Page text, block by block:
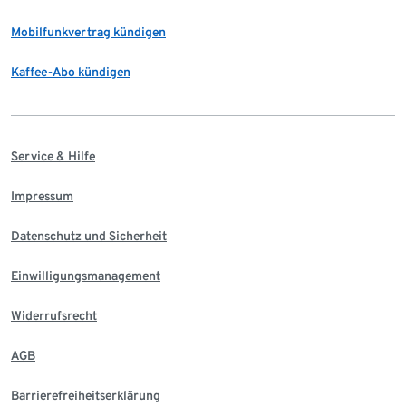
Mobilfunkvertrag kündigen
Kaffee-Abo kündigen
Service & Hilfe
Impressum
Datenschutz und Sicherheit
Einwilligungsmanagement
Widerrufsrecht
AGB
Barrierefreiheitserklärung